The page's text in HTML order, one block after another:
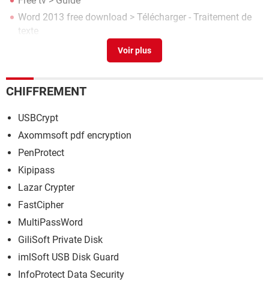
Word 2013 free download > Télécharger - Traitement de
texte
CHIFFREMENT
USBCrypt
Axommsoft pdf encryption
PenProtect
Kipipass
Lazar Crypter
FastCipher
MultiPassWord
GiliSoft Private Disk
imlSoft USB Disk Guard
InfoProtect Data Security